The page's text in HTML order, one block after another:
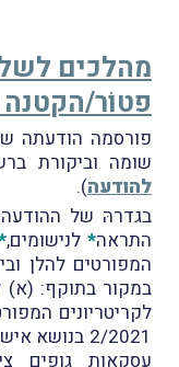
מהלכים
פטוֹר/הקטנה
פורסמה הודעתה
שומה וביקורת
להודעה).
בגדרהּ של ההודעה
התראה*לנישומים,
המפורטים להלן
במקור בתוקף:
2/2021
עסקאות גופים